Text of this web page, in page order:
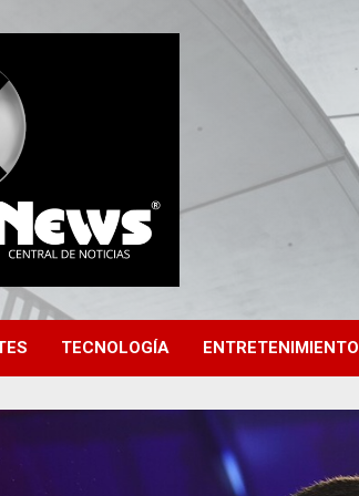
TECNOLOGÍA ENTRETENIMIENTO